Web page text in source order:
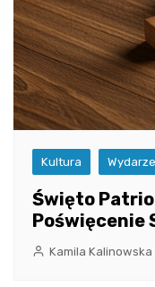
Kultura
Święto
Poświęcenie
Kamila Kalinowska